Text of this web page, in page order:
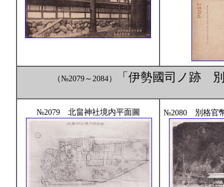
（№2079～2084） 「伊勢國司ノ跡
№2079 北畠神社境内平面圖 №2080 別格官